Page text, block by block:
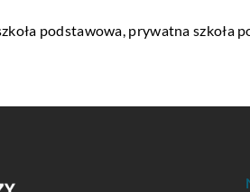
podstawowa, prywatna szkoła